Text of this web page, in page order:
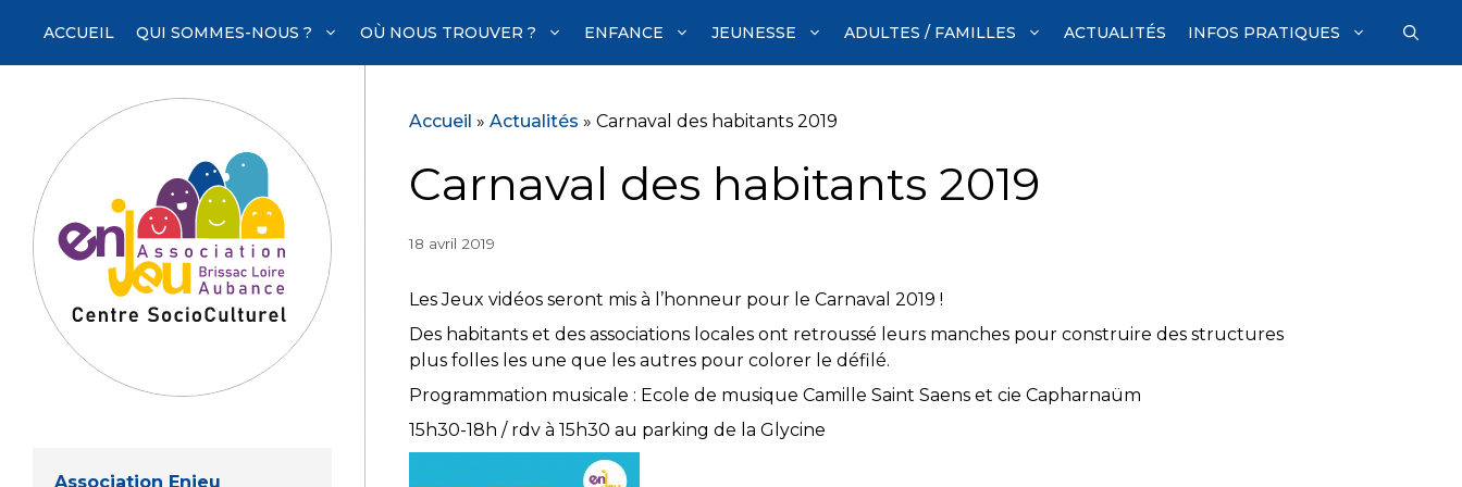
contenu
ACCUEIL QUI SOMMES-NOUS ? OÙ NOUS TROUVER ? ENFANCE JEUNESSE ADULTES / FAMILLES ACTUALITÉS INFOS PRATIQUES
Accueil » Actualités » Carnaval des habitants 2019
Carnaval des habitants 2019
18 avril 2019
Les Jeux vidéos seront mis à l’honneur pour le Carnaval 2019 !
Des habitants et des associations locales ont retroussé leurs manches pour construire des structures
plus folles les une que les autres pour colorer le défilé.
Programmation musicale : Ecole de musique Camille Saint Saens et cie Capharnaüm
15h30-18h / rdv à 15h30 au parking de la Glycine
Association Enjeu